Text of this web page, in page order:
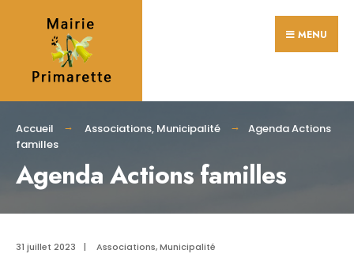
content
MENU
Accueil Associations, Municipalité
Agenda Actions
familles
Agenda Actions familles
31 juillet 2023 | Associations,Municipalité
for: